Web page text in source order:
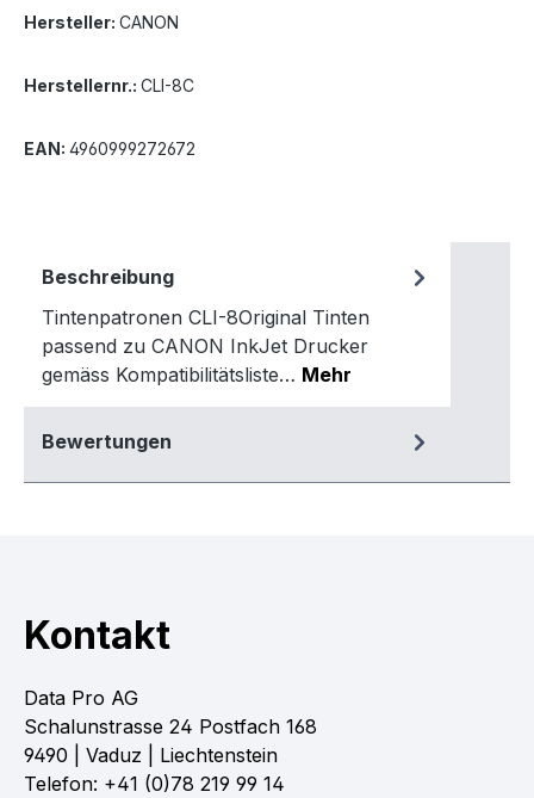
Hersteller: CANON
Herstellernr.: CLI-8C
EAN: 4960999272672
Beschreibung
Tintenpatronen CLI-8Original Tinten
passend zu CANON InkJet Drucker
gemäss Kompatibilitätsliste… Mehr
Bewertungen
Kontakt
Data Pro AG
Schalunstrasse 24 Postfach 168
9490 | Vaduz | Liechtenstein
Telefon: +41 (0)78 219 99 14